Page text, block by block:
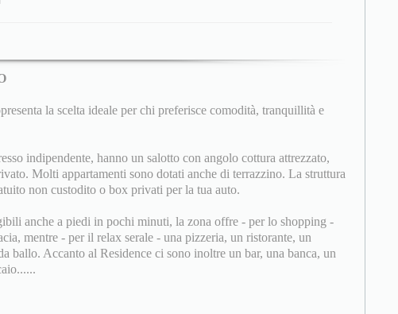
la scelta ideale per chi preferisce comodità, tranquillità e
indipendente, hanno un salotto con angolo cottura attrezzato,
Molti appartamenti sono dotati anche di terrazzino. La struttura
non custodito o box privati per la tua auto.
anche a piedi in pochi minuti, la zona offre - per lo shopping -
mentre - per il relax serale - una pizzeria, un ristorante, un
ballo. Accanto al Residence ci sono inoltre un bar, una banca, un